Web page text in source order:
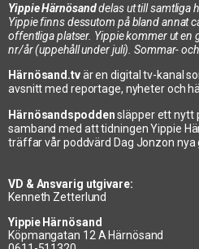
Yippie Härnösanddelas ut till samtliga
Yippie finns dessutom på bland annat
offentliga platser. Yippie kommer ut en
nr/år (uppehåll under juli). Sommar-
Härnösand.tvär en digital tv-kanal
avsnitt med reportage, nyheter och
Härnösandspoddensläpper ett nytt
samband med att tidningen Yippie
träffar vår poddvärd Dag Jonzon nya
VD & Ansvarig utgivare:
Kenneth Zetterlund
Yippie Härnösand
Köpmangatan 12 A Härnösand